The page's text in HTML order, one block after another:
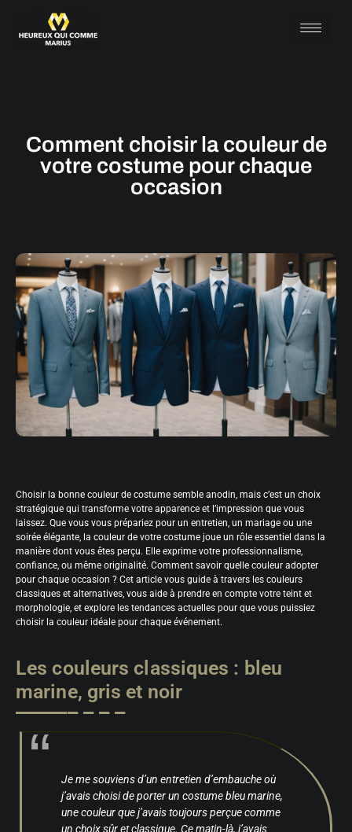
Comment choisir la couleur de
votre costume pour chaque
occasion
Choisir la bonne couleur de costume semble anodin, mais c’est un choix
stratégique qui transforme votre apparence et l’impression que vous
laissez. Que vous vous prépariez pour un entretien, un mariage ou une
soirée élégante, la couleur de votre costume joue un rôle essentiel dans la
manière dont vous êtes perçu. Elle exprime votre professionnalisme,
confiance, ou même originalité. Comment savoir quelle couleur adopter
pour chaque occasion ? Cet article vous guide à travers les couleurs
classiques et alternatives, vous aide à prendre en compte votre teint et
morphologie, et explore les tendances actuelles pour que vous puissiez
choisir la couleur idéale pour chaque événement.
Les couleurs classiques : bleu
marine, gris et noir
Je me souviens d’un entretien d’embauche où
j’avais choisi de porter un costume bleu marine,
une couleur que j’avais toujours perçue comme
un choix sûr et classique. Ce matin-là, j’avais